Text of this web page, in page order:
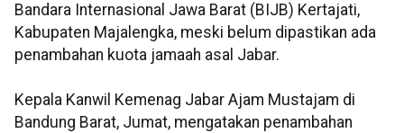
Bandara Internasional Jawa Barat (BIJB) Kertajati,
Kabupaten Majalengka, meski belum dipastikan ada
penambahan kuota jamaah asal Jabar.
Kepala Kanwil Kemenag Jabar Ajam Mustajam di
Bandung Barat, Jumat, mengatakan penambahan